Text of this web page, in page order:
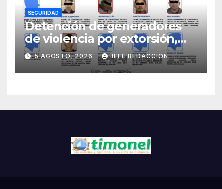
SEGURIDAD
Detención de generadores
de violencia por extorsión,
pilar de la estrategia estatal:
SSP
5 AGOSTO, 2026 JEFE REDACCION